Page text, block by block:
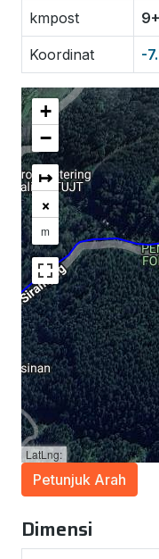
kmpost
Koordinat -
+
−
↦
×
m
LatLng:
Petunjuk Arah
Dimensi